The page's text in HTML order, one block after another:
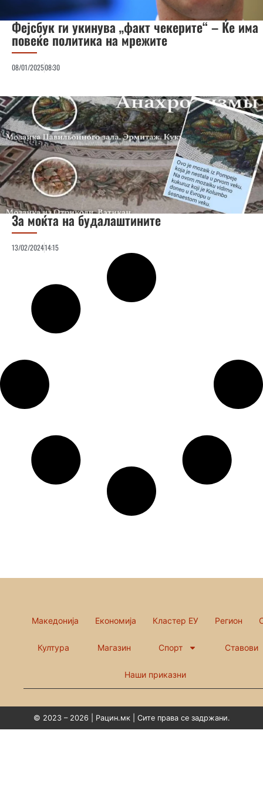
Фејсбук ги укинува „факт чекерите“ – Ќе има
повеќе политика на мрежите
08/01/202508:30
За моќта на будалаштините
13/02/202414:15
Македонија Економија Кластер ЕУ Регион
Култура Магазин Спорт Ставови
Наши приказни
© 2023 – 2026 | Рацин.мк | Сите права се задржани.